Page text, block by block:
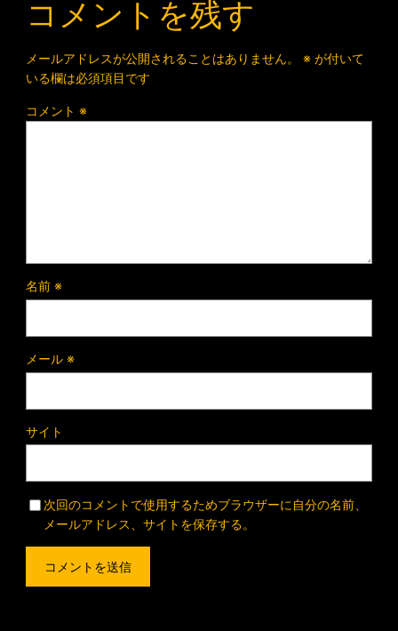
コメントを残す
メールアドレスが公開されることはありません。 ※が付いて
いる欄は必須項目です
コメント ※
名前 ※
メール ※
サイト
次回のコメントで使用するためブラウザーに自分の名前、
メールアドレス、サイトを保存する。